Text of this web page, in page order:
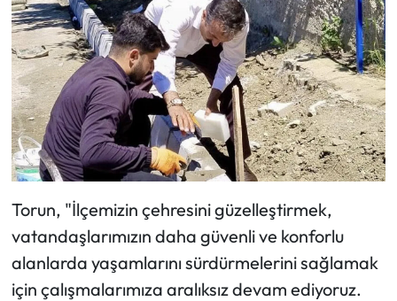
Torun, "İlçemizin çehresini güzelleştirmek,
vatandaşlarımızın daha güvenli ve konforlu
alanlarda yaşamlarını sürdürmelerini sağlamak
için çalışmalarımıza aralıksız devam ediyoruz.
Sağlık
Siyaset
Spor
Sungurlu Haberleri
Uğurludağ Haberleri
Yaşam